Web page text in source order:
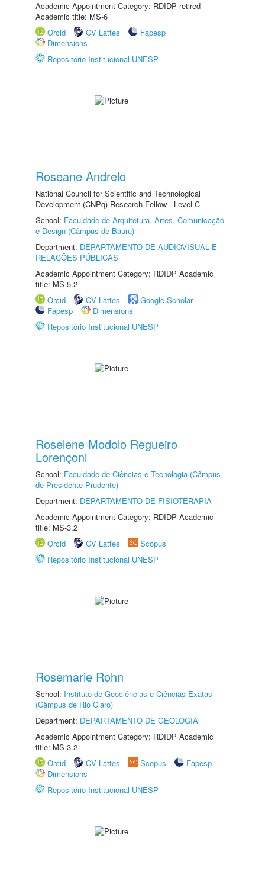
Academic Appointment Category: RDIDP retired
Academic title: MS-6
Orcid
CV Lattes
Fapesp
Dimensions
Repositório Institucional UNESP
Roseane Andrelo
National Council for Scientific and Technological
Development (CNPq) Research Fellow - Level C
School: Faculdade de Arquitetura, Artes, Comunicação
e Design (Câmpus de Bauru)
Department: DEPARTAMENTO DE AUDIOVISUAL E
RELAÇÕES PÚBLICAS
Academic Appointment Category: RDIDP Academic
title: MS-5.2
Orcid
CV Lattes
Google Scholar
Fapesp
Dimensions
Repositório Institucional UNESP
Roselene Modolo Regueiro
Lorençoni
School: Faculdade de Ciências e Tecnologia (Câmpus
de Presidente Prudente)
Department: DEPARTAMENTO DE FISIOTERAPIA
Academic Appointment Category: RDIDP Academic
title: MS-3.2
Orcid
CV Lattes
Scopus
Repositório Institucional UNESP
Rosemarie Rohn
School: Instituto de Geociências e Ciências Exatas
(Câmpus de Rio Claro)
Department: DEPARTAMENTO DE GEOLOGIA
Academic Appointment Category: RDIDP Academic
title: MS-3.2
Orcid
CV Lattes Scopus
Fapesp
Dimensions
Repositório Institucional UNESP